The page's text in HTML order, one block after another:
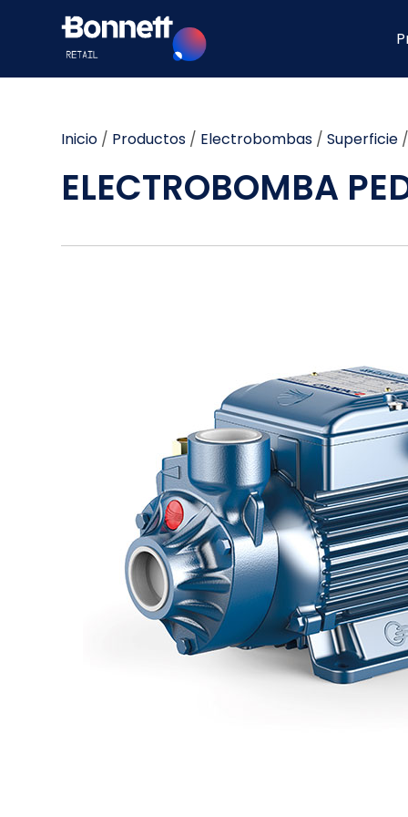
Inicio / Productos / Electrobombas /Superficie
ELECTROBOMBA